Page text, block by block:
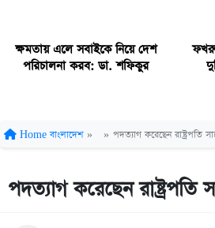
ক্ষমতায় এলে সবাইকে নিয়ে দেশ
পরিচালনা করব: ডা. শফিকুর
Home বাংলাদেশ » » পদত্যাগ করেছেন রাষ্ট্রপতি
পদত্যাগ করেছেন রাষ্ট্রপতি